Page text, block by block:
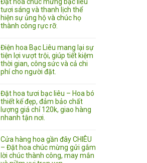
tươi sáng và thanh lịch thể
hiện sự ủng hộ và chúc họ
thành công rực rỡ.
Điện hoa Bạc Liêu mang lại sự
tiện lợi vượt trội, giúp tiết kiệm
thời gian, công sức và cả chi
phí cho người đặt.
Đặt hoa tươi bạc liêu – Hoa bó
thiết kế đẹp, đảm bảo chất
lượng giá chỉ 120k, giao hàng
nhanh tận nơi.
Cửa hàng hoa gần đây CHIÊU
– Đặt hoa chúc mừng gửi gắm
lời chúc thành công, may mắn